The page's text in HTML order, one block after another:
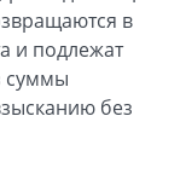
в
и подлежат
суммы
без